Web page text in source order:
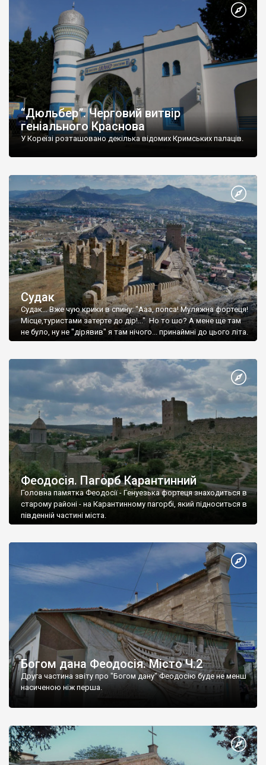
“Дюльбер”. Черговий витвір
геніального Краснова
У Кореїзі розташовано декілька відомих Кримських палаців.
Судак
Судак... Вже чую крики в спину: "Ааа, попса! Муляжна фортеця!
Місце,туристами затерте до дір!..." Но то шо? А мене ще там
не було, ну не "дірявив" я там нічого... принаймні до цього літа.
Феодосія. Пагорб Карантинний
Головна памятка Феодосії - Генуезька фортеця знаходиться в
старому районі - на Карантинному пагорбі, який підноситься в
південній частині міста.
Богом дана Феодосія. Місто Ч.2
Друга частина звіту про "Богом дану" Феодосію буде не менш
насиченою ніж перша.